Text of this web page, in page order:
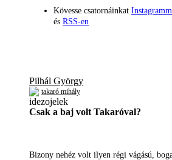
Kövesse csatornáinkat
és RSS-en
Pilhál György
takaró mihály
Csak a baj volt Takaróval?
Bizony nehéz volt ilyen régi vágású,